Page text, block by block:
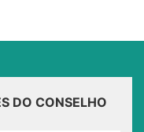
DO CONSELHO